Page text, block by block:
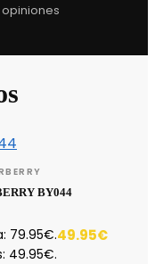
opiniones
BY044
79.95€.49.95€
49.95€.